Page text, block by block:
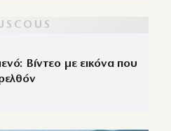
Βίντεο με εικόνα που